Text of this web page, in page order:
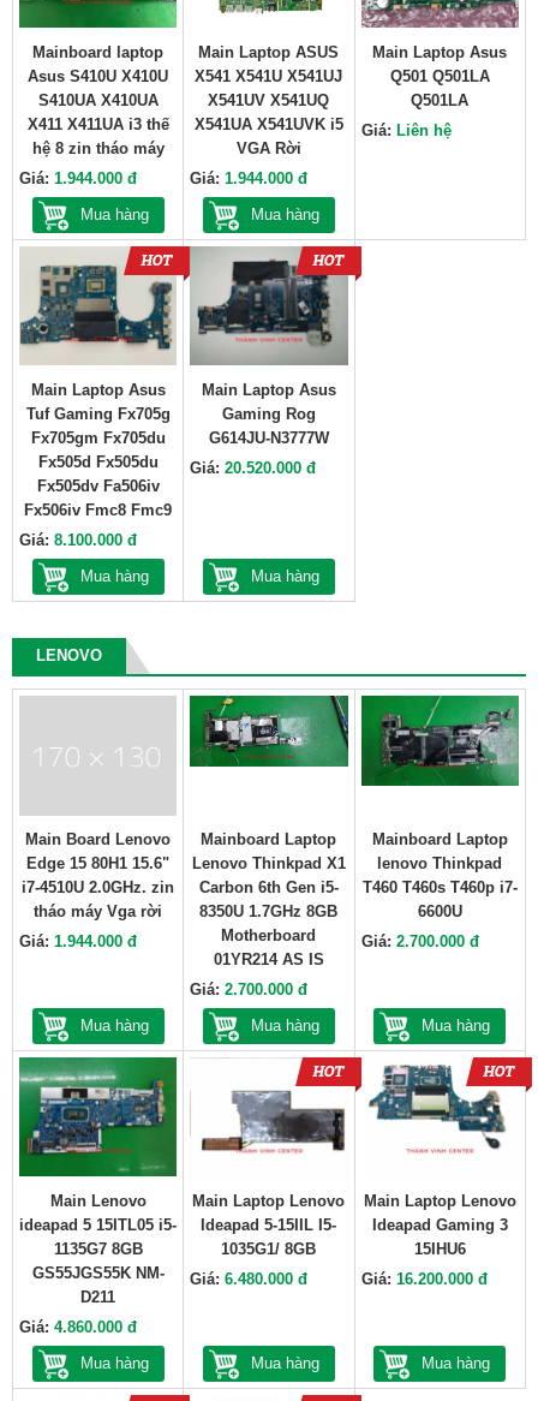
Mainboard laptop
Asus S410U X410U
S410UA X410UA
X411 X411UA i3 thế
hệ 8 zin tháo máy
Giá: 1.944.000 đ
Mua hàng
Main Laptop ASUS
X541 X541U X541UJ
X541UV X541UQ
X541UA X541UVK i5
VGA Rời
Giá:1.944.000 đ
Mua hàng
Main Laptop Asus
Q501 Q501LA
Q501LA
Giá: Liên hệ
Main Laptop Asus
Tuf Gaming Fx705g
Fx705gm Fx705du
Fx505d Fx505du
Fx505dv Fa506iv
Fx506iv Fmc8 Fmc9
Giá: 8.100.000 đ
Mua hàng
Main Laptop Asus
Gaming Rog
G614JU-N3777W
Giá:20.520.000 đ
Mua hàng
LENOVO
Main Board Lenovo
Edge 15 80H1 15.6"
i7-4510U 2.0GHz. zin
tháo máy Vga rời
Giá: 1.944.000 đ
Mua hàng
Mainboard Laptop
Lenovo Thinkpad X1
Carbon 6th Gen i5-
8350U 1.7GHz 8GB
Motherboard
01YR214 AS IS
Giá:2.700.000 đ
Mua hàng
Mainboard Laptop
lenovo Thinkpad
T460 T460s T460p i7-
6600U
Giá: 2.700.000 đ
Mua hàng
Main Lenovo
ideapad 5 15ITL05 i5-
1135G7 8GB
GS55JGS55K NM-
D211
Giá: 4.860.000 đ
Mua hàng
Main Laptop Lenovo
Ideapad 5-15IIL I5-
1035G1/ 8GB
Giá:6.480.000 đ
Mua hàng
Main Laptop Lenovo
Ideapad Gaming 3
15IHU6
Giá: 16.200.000 đ
Mua hàng